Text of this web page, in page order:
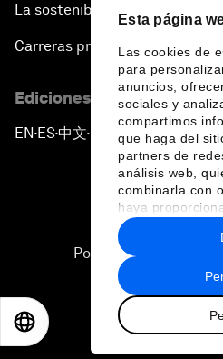
Esta página
Las cookies de
para
anuncios,
sociales y
compartimos
que haga del
partners de
análisis web,
combinarla con
haya
recopilado a
hecho de sus
La sostenibilidad en el Foro
Carreras profesionales
Ediciones en otros idiomas
EN ▪ ES▪中文▪ 日本語
Política de privacidad
2026 Foro